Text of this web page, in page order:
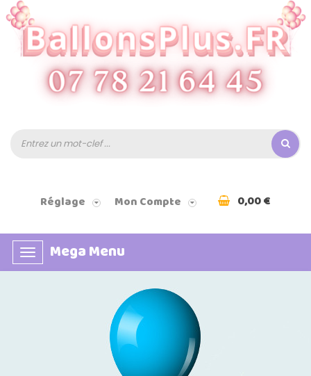
Réglage Mon Compte 0,00 €
Basculer
la
Mega Menu